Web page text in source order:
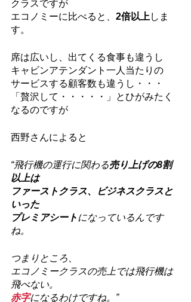
クラスですが
エコノミーに比べると、 2倍以上 しま
す。
席は広いし、出てくる食事も違うし
キャビンアテンダント一人当たりの
サービスする顧客数も違うし・・・
「贅沢して・・・・・」とひがみたく
なるのですが
西野さんによると
“飛行機の運行に関わる売り上げの8割
以上は
ファーストクラス、ビジネスクラスと
いった
プレミアシート になっているんです
ね。
つまりところ、
エコノミークラスの売上では飛行機は
飛べない。
赤字になるわけですね。”